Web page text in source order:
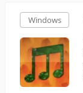
Windows